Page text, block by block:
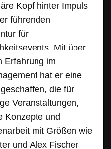
Kopf hinter Impuls
führenden
für
Mit über
Erfahrung im
hat er eine
die für
Veranstaltungen,
Konzepte und
mit Größen wie
und Alex Fischer